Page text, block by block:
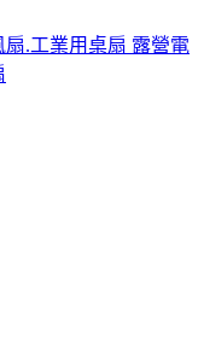
扇.工業用桌扇 露營電